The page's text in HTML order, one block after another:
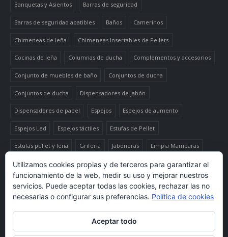
Banquetas y Asientos Barras de seguridad
Barras de seguridad abatibles Baños Camerinos
Chimeneas de leña Chimeneas Insertables de Pellets
Cocinas de leña Columnas de ducha Complementos y accesorios
Conjunto de muebles de baño Conjuntos de ducha
Conjuntos de ducha Dispensadores de jabón
Dispensadores de papel Espejos Espejos de aumento
Espejos Led Espejos táctiles Estufas de Pellet
Estufas pellet y leña Grifería Jaboneras Limpia Mamparas
Luminaria Mueble auxiliar alto Muebles de baño Papeleras
Termo-productos de leña TermoChimeneas de Pellets
TermoEstufas de Pellets Toalleros eléctricos secatoallas
Utilizamos cookies propias y de terceros para garantizar el
funcionamiento de la web, medir su uso y mejorar nuestros
servicios. Puede aceptar todas las cookies, rechazar las no
necesarias o configurar sus preferencias. Política de cookies
Aceptar todo